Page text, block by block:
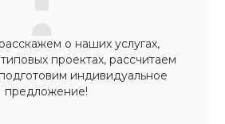
о наших услугах,
проектах, рассчитаем
индивидуальное
предложение!